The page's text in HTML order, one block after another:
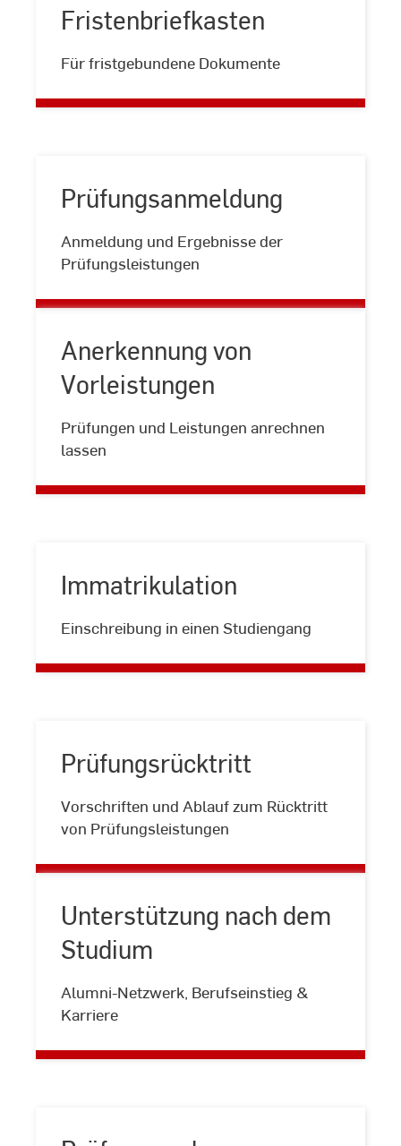
Fristenbriefkasten
Für fristgebundene Dokumente
Prüfungsanmeldung
Anmeldung und Ergebnisse der
Prüfungsleistungen
Prüfungsanmeldung
Anerkennung von
Vorleistungen
Prüfungen und Leistungen anrechnen
lassen
von
Immatrikulation
Einschreibung in einen Studiengang
Prüfungsrücktritt
Vorschriften und Ablauf zum Rücktritt
von Prüfungsleistungen
Prüfungsrücktritt
Unterstützung nach dem
Studium
Alumni-Netzwerk, Berufseinstieg &
Karriere
nach